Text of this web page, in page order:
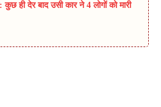
कुछ ही देर बाद उसी कार ने 4 लोगों को मारी